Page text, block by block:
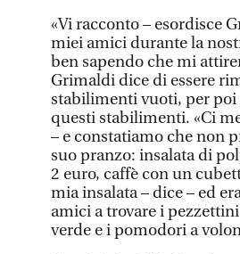
«Vi racconto – esordisce
miei amici durante la
ben sapendo che mi
Grimaldi dice di essere
stabilimenti vuoti, per poi
questi stabilimenti. «Ci
– e constatiamo che non
suo pranzo: insalata di
2 euro, caffè con un
mia insalata – dice – ed
amici a trovare i
verde e i pomodori a